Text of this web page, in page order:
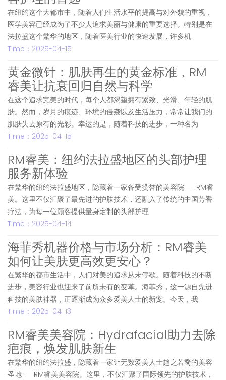
在纽约这个大都市中，随着人们生活水平的提高与对外貌的重视，
医学美容已经成为了不少人追求美丽与健康的重要选择。特别是在
法拉盛这个繁华的地区，随着医美行业的快速发展，许多机
Time：2025-04-15
黄金微针：肌肤再生的黄金标准，RM
睿美让抗衰回归自然与科学
在这个追求完美的时代，每个人都渴望拥有紧致、光滑、年轻的肌
肤。然而，岁月的痕迹、环境的侵袭以及生活压力，常常让我们的
肌肤失去原有的光彩。幸运的是，随着科技的进步，一种名为
Time：2025-04-15
RM睿美：纽约法拉盛地区的头部护理
服务新体验
在繁华的纽约法拉盛地区，隐藏着一家备受赞誉的美容院——RM睿
美。这里不仅汇聚了最先进的护肤技术，还融入了传统的中国芳香
疗法，为每一位顾客提供量身定制的头部护理
Time：2025-04-14
海菲秀机器价格与市场分析：RM睿美
如何让美肤更高效更安心？
在繁华的都市生活中，人们对美的追求从未停歇。随着科技的不断
进步，美容行业也迎来了前所未有的变革。海菲秀，这一源自先进
科技的美肤神器，正逐渐成为众多爱美人士的新宠。今天，我
Time：2025-04-13
RM睿美美容院：Hydrafacial助力去除
疤痕，焕发肌肤新生
在繁华的纽约法拉盛，隐藏着一家让无数爱美人士趋之若鹜的美容
圣地——RM睿美美容院。这里，不仅汇聚了国际领先的护肤技术，